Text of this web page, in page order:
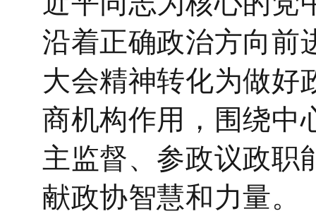
沿着正确政治方向前
大会精神转化为做好
商机构作用，围绕中
主监督、参政议政职
献政协智慧和力量。